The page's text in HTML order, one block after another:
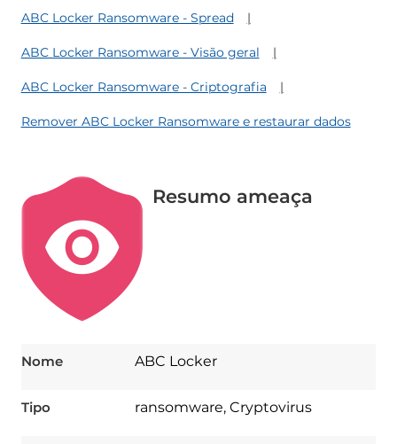
ABC Locker Ransomware - Spread
ABC Locker Ransomware - Visão geral
ABC Locker Ransomware - Criptografia
Remover ABC Locker Ransomware e restaurar dados
Resumo ameaça
Nome ABC Locker
Tipo ransomware, Cryptovirus